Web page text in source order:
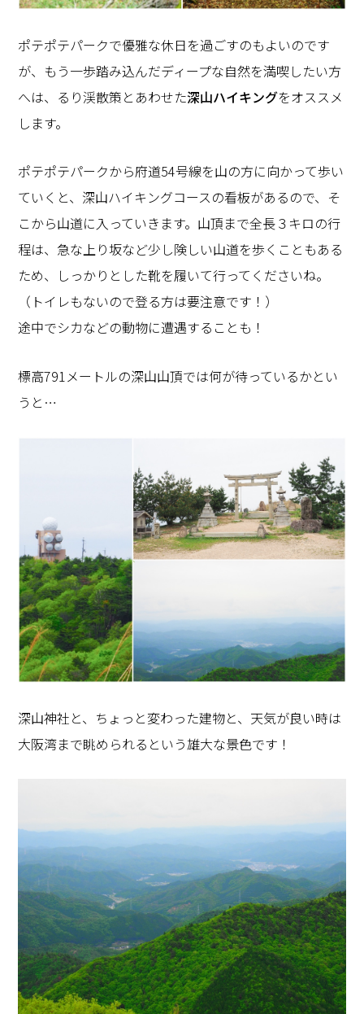
ポテポテパークで優雅な休日を過ごすのもよいのです
が、もう一歩踏み込んだディープな自然を満喫したい方
へは、るり渓散策とあわせた深山ハイキングをオススメ
します。
ポテポテパークから府道54号線を山の方に向かって歩い
ていくと、深山ハイキングコースの看板があるので、そ
こから山道に入っていきます。山頂まで全長３キロの行
程は、急な上り坂など少し険しい山道を歩くこともある
ため、しっかりとした靴を履いて行ってくださいね。
（トイレもないので登る方は要注意です！）
途中でシカなどの動物に遭遇することも！
標高791メートルの深山山頂では何が待っているかとい
うと…
深山神社と、ちょっと変わった建物と、天気が良い時は
大阪湾まで眺められるという雄大な景色です！